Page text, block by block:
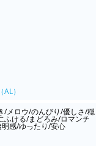
）
/メロウ/のんびり/優しさ/穏
ふける/まどろみ/ロマンチ
感/ゆったり/安心